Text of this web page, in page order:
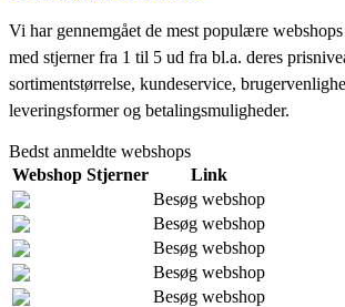
Vi har gennemgået de mest populære
med stjerner fra 1 til 5 ud fra bl.a. deres
sortimentstørrelse, kundeservice,
leveringsformer og betalingsmuligheder.
Bedst anmeldte webshops
Webshop Stjerner
Link
Besøg webshop
Besøg webshop
Besøg webshop
Besøg webshop
Besøg webshop